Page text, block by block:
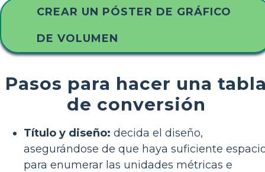
CREAR UN PÓSTER DE GRÁFICO
DE VOLUMEN
Pasos para hacer una
de conversión
Título y diseño: decida el diseño,
asegurándose de que haya suficiente
para enumerar las unidades métricas e